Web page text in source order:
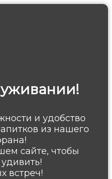
и удобство
из нашего
сайте, чтобы
встреч!